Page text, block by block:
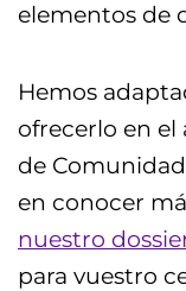
elementos de
Hemos
ofrecerlo en
de
en conocer
nuestro
para vuestro